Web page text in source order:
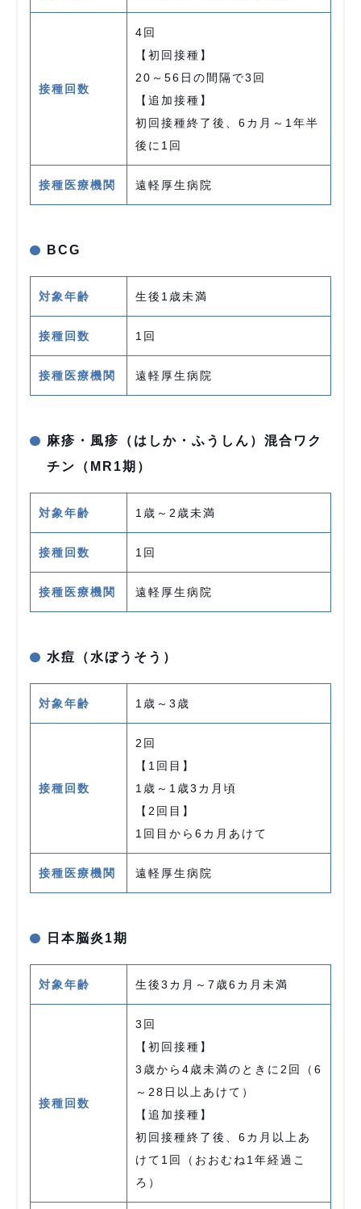
接種回数
4回
【初回接種】
20～56日の間隔で3回
【追加接種】
初回接種終了後、6カ月～1年半
後に1回
接種医療機関 遠軽厚生病院
BCG
対象年齢 生後1歳未満
接種回数 1回
接種医療機関 遠軽厚生病院
麻疹・風疹（はしか・ふうしん）混合ワク
チン（MR1期）
対象年齢 1歳～2歳未満
接種回数 1回
接種医療機関 遠軽厚生病院
水痘（水ぼうそう）
対象年齢 1歳～3歳
接種回数
2回
【1回目】
1歳～1歳3カ月頃
【2回目】
1回目から6カ月あけて
接種医療機関 遠軽厚生病院
日本脳炎1期
対象年齢 生後3カ月～7歳6カ月未満
接種回数
3回
【初回接種】
3歳から4歳未満のときに2回（6
～28日以上あけて）
【追加接種】
初回接種終了後、6カ月以上あ
けて1回（おおむね1年経過こ
ろ）